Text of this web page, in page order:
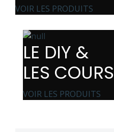
VOIR LES PRODUITS
LE DIY &
LES COURS
VOIR LES PRODUITS